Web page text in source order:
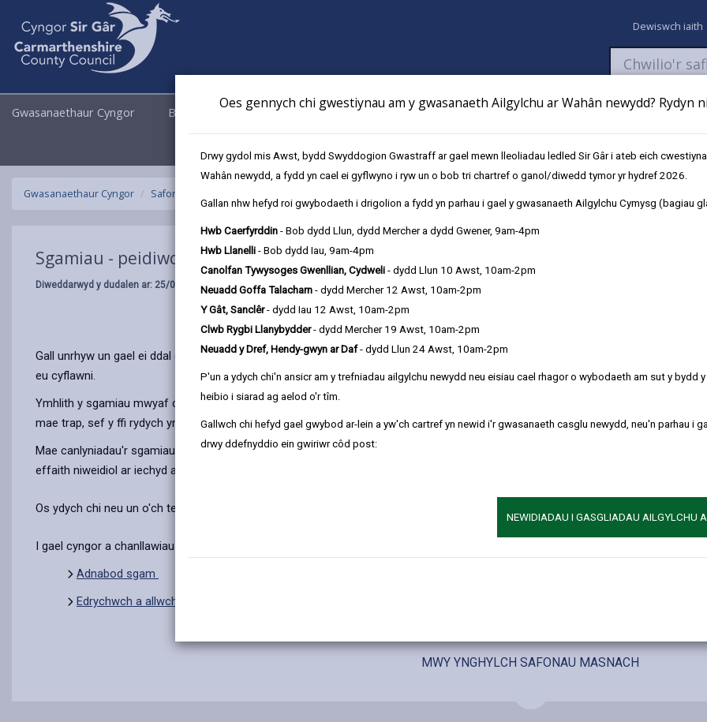
Oes gennych chi gwestiynau am y gwasanaeth Ailgylchu ar Wahân newydd? Rydyn
Drwy gydol mis Awst, bydd Swyddogion Gwastraff ar gael mewn lleoliadau ledled Sir Gâr i ateb eich
Wahân newydd, a fydd yn cael ei gyflwyno i ryw un o bob tri chartref o ganol/diwedd tymor yr hydref 2026.
Gallan nhw hefyd roi gwybodaeth i drigolion a fydd yn parhau i gael y gwasanaeth Ailgylchu Cymysg (bagiau
Hwb Caerfyrddin - Bob dydd Llun, dydd Mercher a dydd Gwener, 9am-4pm
Hwb Llanelli - Bob dydd Iau, 9am-4pm
Canolfan Tywysoges Gwenllian, Cydweli - dydd Llun 10 Awst, 10am-2pm
Neuadd Goffa Talacharn - dydd Mercher 12 Awst, 10am-2pm
Y Gât, Sanclêr- dydd Iau 12 Awst, 10am-2pm
Clwb Rygbi Llanybydder- dydd Mercher 19 Awst, 10am-2pm
Neuadd y Dref, Hendy-gwyn ar Daf- dydd Llun 24 Awst, 10am-2pm
P'un a ydych chi'n ansicr am y trefniadau ailgylchu newydd neu eisiau cael rhagor o wybodaeth am sut y bydd
heibio i siarad ag aelod o'r tîm.
Gallwch chi hefyd gael gwybod ar-lein a yw'ch cartref yn newid i'r gwasanaeth casglu newydd, neu'n parhau i
drwy ddefnyddio ein gwiriwr côd post:
NEWIDIADAU I GASGLIADAU AILGYLCHU
Dewiswch iaith
Gwasanaethaur Cyngor Busnes Cyngor a Democratiaeth Newyddion
Fy Nghyfrifon Talu Cyflwyno cais
Gwasanaethaur Cyngor Safonau Masnach
Sgamiau - peidiwch â chael eich twyllo
Diweddarwyd y dudalen ar: 25/07/2025
Gall unrhyw un gael ei ddal gan sgam. Maent yn cyrraedd drwy'r post, drwy e-bost, dros y ffôn ac ar garreg y drws. Yn syml
eu cyflawni.
Ymhlith y sgamiau mwyaf cyffredin y mae sgamiau loteri dros y ffôn, swîps, taliadau gan y llywodraeth a phethau eraill sy'n dod
mae trap, sef y ffi rydych yn ei thalu o flaen llaw.
Mae canlyniadau'r sgamiau hyn ar unigolion a'u teuluoedd a'u dibynyddion yn hynod ddifrifol. Mae llawer o bobl yn teimlo o dan
effaith niweidiol ar iechyd a lles, a gall y goblygiadau ariannol fod yn drychinebus.
Os ydych chi neu un o'ch teulu wedi cael eich twyllo gan sgam, mae'n bwysig eich bod chi'n rhoi gwybod am y mater i
I gael cyngor a chanllawiau am sgamiau, ewch i'r dolenni isod.
Adnabod sgam
Edrychwch a allwch chi gael eich arian nôl os ydych wedi cael eich twyllo
MWY YNGHYLCH SAFONAU MASNACH